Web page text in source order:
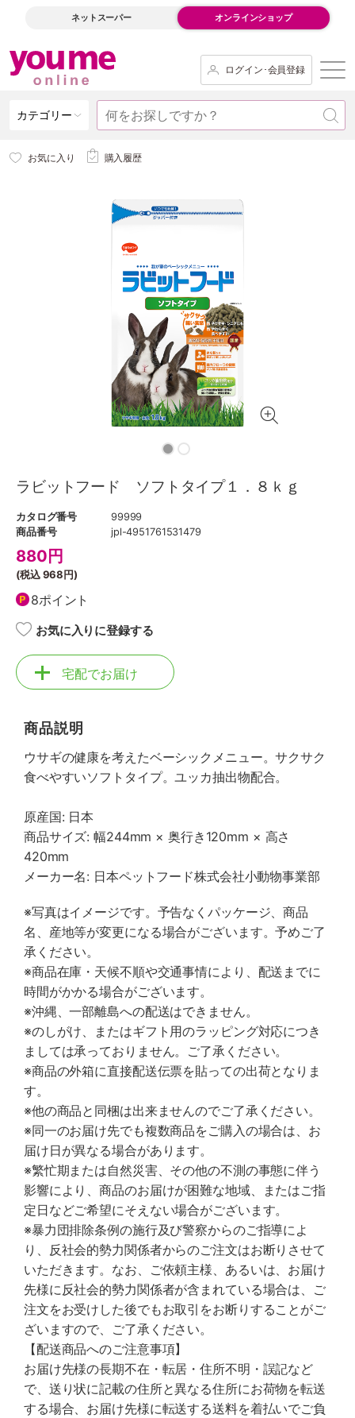
ネットスーパー オンラインショップ
ログイン･会員登録
カテゴリー
お気に入り 購入履歴
ラビットフード ソフトタイプ１．８ｋｇ
カタログ番号
99999
商品番号
jpl-4951761531479
880 円
(税込968円)
8ポイント
お気に入りに登録する
宅配でお届け
商品説明
ウサギの健康を考えたベーシックメニュー。サクサク
食べやすいソフトタイプ。ユッカ抽出物配合。
原産国: 日本
商品サイズ: 幅244mm × 奥行き120mm × 高さ
420mm
メーカー名: 日本ペットフード株式会社小動物事業部
※写真はイメージです。予告なくパッケージ、商品
名、産地等が変更になる場合がございます。予めご了
承ください。
※商品在庫・天候不順や交通事情により、配送までに
時間がかかる場合がございます。
※沖縄、一部離島への配送はできません。
※のしがけ、またはギフト用のラッピング対応につき
ましては承っておりません。ご了承ください。
※商品の外箱に直接配送伝票を貼っての出荷となりま
す。
※他の商品と同梱は出来ませんのでご了承ください。
※同一のお届け先でも複数商品をご購入の場合は、お
届け日が異なる場合があります。
※繁忙期または自然災害、その他の不測の事態に伴う
影響により、商品のお届けが困難な地域、またはご指
定日などご希望にそえない場合がございます。
※暴力団排除条例の施行及び警察からのご指導によ
り、反社会的勢力関係者からのご注文はお断りさせて
いただきます。なお、ご依頼主様、あるいは、お届け
先様に反社会的勢力関係者が含まれている場合は、ご
注文をお受けした後でもお取引をお断りすることがご
ざいますので、ご了承ください。
【配送商品へのご注意事項】
お届け先様の長期不在・転居・住所不明・誤記など
で、送り状に記載の住所と異なる住所にお荷物を転送
する場合、お届け先様に転送する送料を着払いでご負